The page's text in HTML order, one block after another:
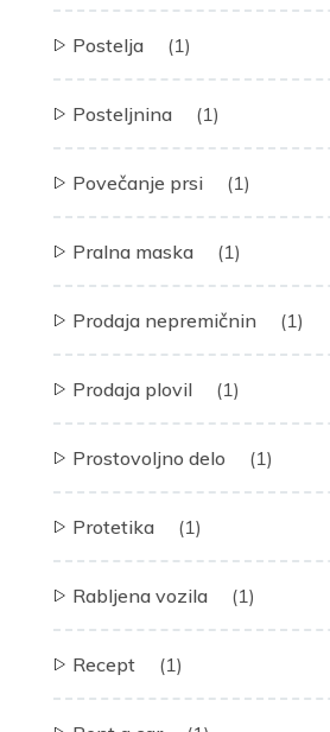
Postelja (1)
Posteljnina (1)
Povečanje prsi (1)
Pralna maska (1)
Prodaja nepremičnin (1)
Prodaja plovil (1)
Prostovoljno delo (1)
Protetika (1)
Rabljena vozila (1)
Recept (1)